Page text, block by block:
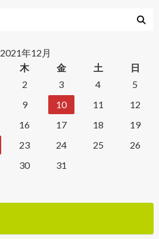
2021年12月
木 金 土
日
2 3 4
5
9 10 11
12
16 17 18
19
23 24 25
26
30
31